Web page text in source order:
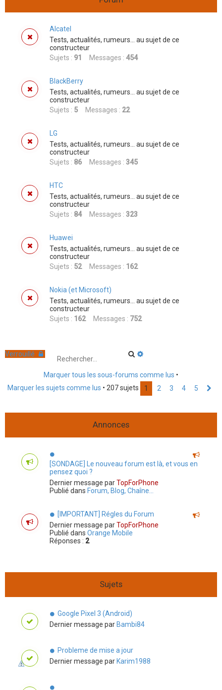
Alcatel
Tests, actualités, rumeurs... au sujet de ce
constructeur
Sujets : 91 Messages : 454
BlackBerry
Tests, actualités, rumeurs... au sujet de ce
constructeur
Sujets : 5 Messages : 22
LG
Tests, actualités, rumeurs... au sujet de ce
constructeur
Sujets : 86 Messages : 345
HTC
Tests, actualités, rumeurs... au sujet de ce
constructeur
Sujets : 84Messages : 323
Huawei
Tests, actualités, rumeurs... au sujet de ce
constructeur
Sujets : 52Messages : 162
Nokia (et Microsoft)
Tests, actualités, rumeurs... au sujet de ce
constructeur
Sujets : 162Messages : 752
Verrouillé
R
h
e
r
h
e
r
é
Marquer tous les sous-forums comme lus •
Marquer les sujets comme lus • 207 sujets 1 2 3 4 5
v
t
Annonces
[SONDAGE] Le nouveau forum est là, et vous en
pensez quoi ?
Dernier message parTopForPhone
Publié dans Forum, Blog, Chaîne...
[IMPORTANT] Régles du Forum
Dernier message parTopForPhone
Publié dans Orange Mobile
Réponses : 2
Sujets
Google Pixel 3 (Android)
Dernier message parBambi84
Probleme de mise a jour
Dernier message parKarim1988